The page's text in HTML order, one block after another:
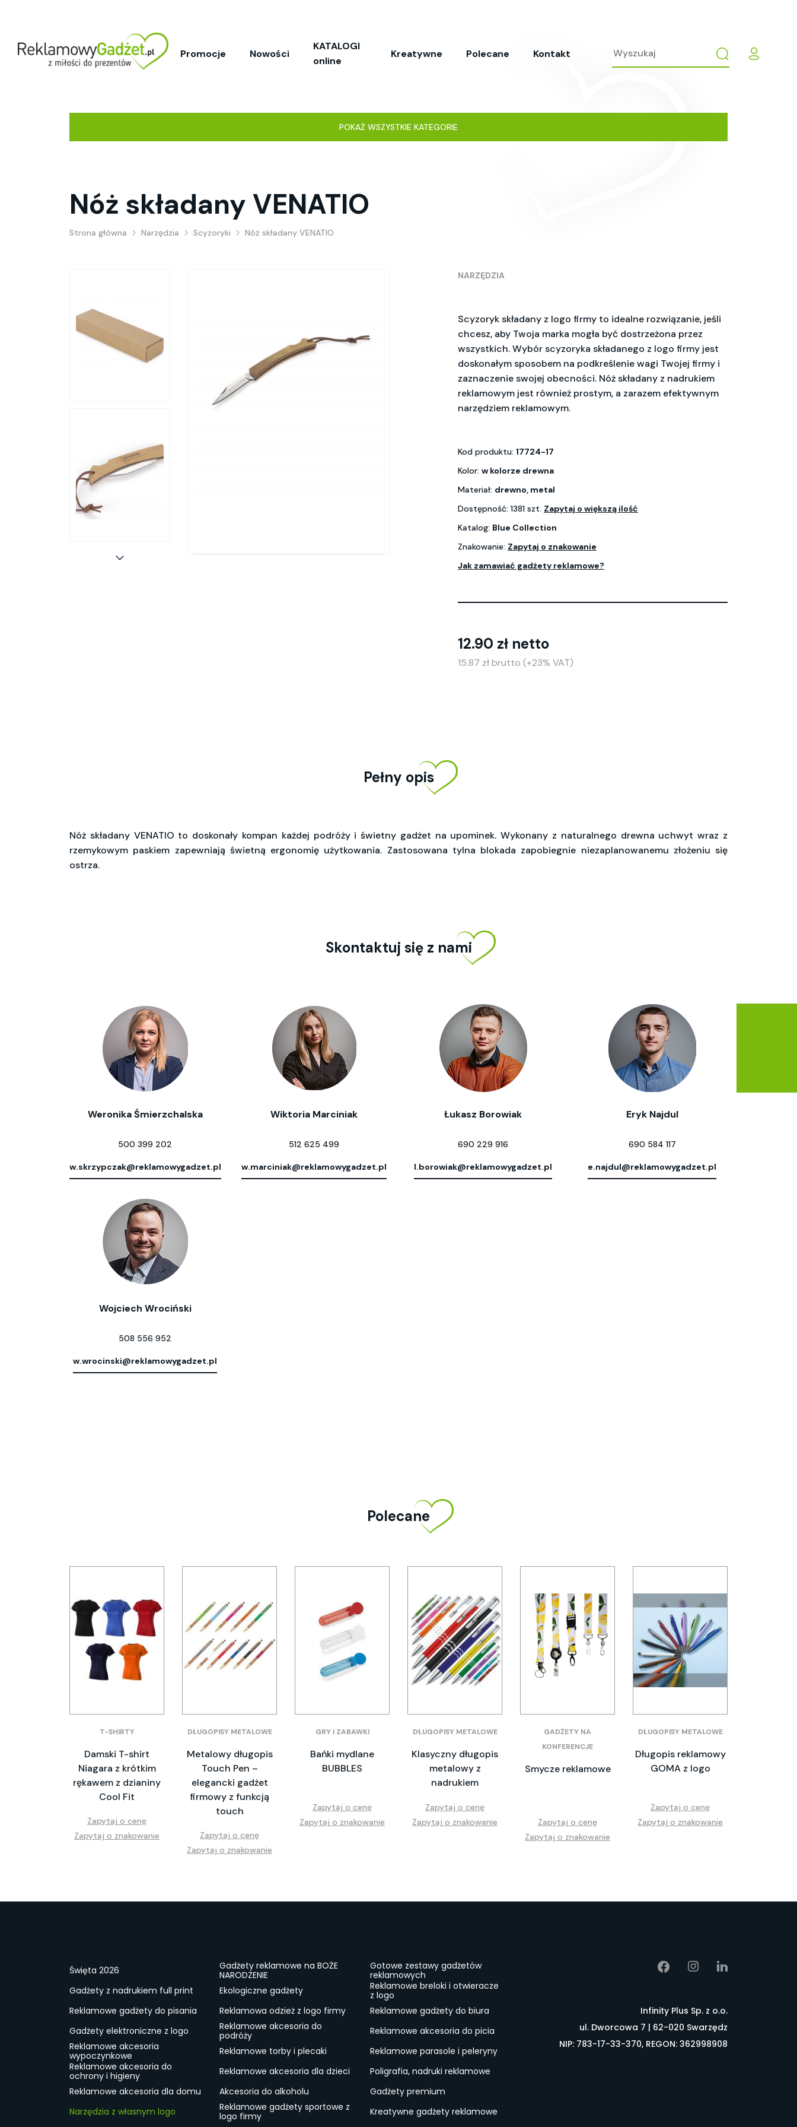
Promocje Nowości
KATALOGI
online
Kreatywne Polecane Kontakt
POKAŻ WSZYSTKIE KATEGORIE
Nóż składany VENATIO
Strona główna Narzędzia Scyzoryki Nóż składany VENATIO
NARZĘDZIA
Scyzoryk składany z logo firmy to idealne rozwiązanie, jeśli
chcesz, aby Twoja marka mogła być dostrzeżona przez
wszystkich. Wybór scyzoryka składanego z logo firmy jest
doskonałym sposobem na podkreślenie wagi Twojej firmy i
zaznaczenie swojej obecności. Nóż składany z nadrukiem
reklamowym jest również prostym, a zarazem efektywnym
narzędziem reklamowym.
Kod produktu: 17724-17
Kolor: w kolorze drewna
Materiał: drewno, metal
Dostępność: 1381 szt. Zapytaj o większą ilość
Katalog: Blue Collection
Znakowanie: Zapytaj o znakowanie
Jak zamawiać gadżety reklamowe?
12.90 zł netto
15.87 zł brutto (+23% VAT)
Pełny opis
Nóż składany VENATIO to doskonały kompan każdej podróży i świetny gadżet na upominek. Wykonany z naturalnego drewna uchwyt wraz z
rzemykowym paskiem zapewniają świetną ergonomię użytkowania. Zastosowana tylna blokada zapobiegnie niezaplanowanemu złożeniu się
ostrza.
Skontaktuj się z nami
Weronika Śmierzchalska
500 399 202
w.skrzypczak@reklamowygadzet.pl
Wiktoria Marciniak
512 625 499
w.marciniak@reklamowygadzet.pl
Łukasz Borowiak
690 229 916
l.borowiak@reklamowygadzet.pl
Eryk Najdul
690 584 117
e.najdul@reklamowygadzet.pl
Wojciech Wrociński
508 556 952
w.wrocinski@reklamowygadzet.pl
Polecane
T-SHIRTY
Damski T-shirt
Niagara z krótkim
rękawem z dzianiny
Cool Fit
Zapytaj o cenę
Zapytaj o znakowanie
DŁUGOPISY METALOWE
Metalowy długopis
Touch Pen –
elegancki gadżet
firmowy z funkcją
touch
Zapytaj o cenę
Zapytaj o znakowanie
GRY I ZABAWKI
Bańki mydlane
BUBBLES
Zapytaj o cenę
Zapytaj o znakowanie
DŁUGOPISY METALOWE
Klasyczny długopis
metalowy z
nadrukiem
Zapytaj o cenę
Zapytaj o znakowanie
GADŻETY NA
KONFERENCJE
Smycze reklamowe
Zapytaj o cenę
Zapytaj o znakowanie
DŁUGOPISY METALOWE
Długopis reklamowy
GOMA z logo
Zapytaj o cenę
Zapytaj o znakowanie
Święta 2026
Gadżety reklamowe na BOŻE
NARODZENIE
Gotowe zestawy gadżetów
reklamowych
Gadżety z nadrukiem full print
Ekologiczne gadżety
Reklamowe breloki i otwieracze
z logo
Reklamowe gadżety do pisania
Reklamowa odzież z logo firmy
Reklamowe gadżety do biura
Gadżety elektroniczne z logo
Reklamowe akcesoria do
podróży
Reklamowe akcesoria do picia
Reklamowe akcesoria
wypoczynkowe
Reklamowe torby i plecaki
Reklamowe parasole i peleryny
Reklamowe akcesoria do
ochrony i higieny
Reklamowe akcesoria dla dzieci
Poligrafia, nadruki reklamowe
Reklamowe akcesoria dla domu
Akcesoria do alkoholu
Gadżety premium
Narzędzia z własnym logo
Reklamowe gadżety sportowe z
logo firmy
Kreatywne gadżety reklamowe
Infinity Plus Sp. z o.o.
ul. Dworcowa 7 | 62-020 Swarzędz
NIP: 783-17-33-370, REGON: 362998908